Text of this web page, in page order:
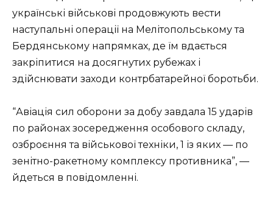
українські військові продовжують вести
наступальні операції на Мелітопольському та
Бердянському напрямках, де їм вдається
закріпитися на досягнутих рубежах і
здійснювати заходи контрбатарейної боротьби.
“Авіація сил оборони за добу завдала 15 ударів
по районах зосередження особового складу,
озброєння та військової техніки, 1 із яких — по
зенітно-ракетному комплексу противника”, —
йдеться в повідомленні.